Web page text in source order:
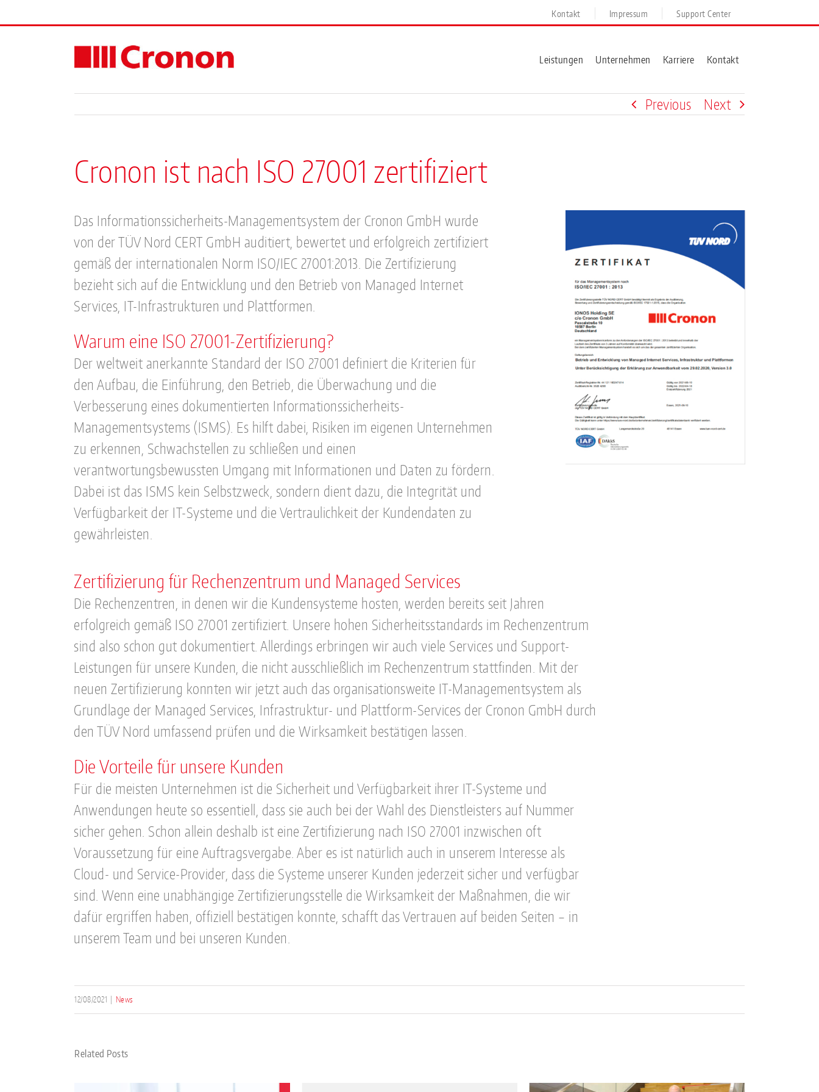
to
Kontakt Impressum Support Center
Leistungen Unternehmen Karriere Kontakt
Previous Next
Cronon ist nach ISO 27001 zertifiziert
Das Informationssicherheits-Managementsystem der Cronon GmbH wurde
von der TÜV Nord CERT GmbH auditiert, bewertet und erfolgreich zertifiziert
gemäß der internationalen Norm ISO/IEC 27001:2013. Die Zertifizierung
bezieht sich auf die Entwicklung und den Betrieb von Managed Internet
Services, IT-Infrastrukturen und Plattformen.
Warum eine ISO 27001-Zertifizierung?
Der weltweit anerkannte Standard der ISO 27001 definiert die Kriterien für
den Aufbau, die Einführung, den Betrieb, die Überwachung und die
Verbesserung eines dokumentierten Informationssicherheits-
Managementsystems (ISMS). Es hilft dabei, Risiken im eigenen Unternehmen
zu erkennen, Schwachstellen zu schließen und einen
verantwortungsbewussten Umgang mit Informationen und Daten zu fördern.
Dabei ist das ISMS kein Selbstzweck, sondern dient dazu, die Integrität und
Verfügbarkeit der IT-Systeme und die Vertraulichkeit der Kundendaten zu
gewährleisten.
Zertifizierung für Rechenzentrum und Managed Services
Die Rechenzentren, in denen wir die Kundensysteme hosten, werden bereits seit Jahren
erfolgreich gemäß ISO 27001 zertifiziert. Unsere hohen Sicherheitsstandards im Rechenzentrum
sind also schon gut dokumentiert. Allerdings erbringen wir auch viele Services und Support-
Leistungen für unsere Kunden, die nicht ausschließlich im Rechenzentrum stattfinden. Mit der
neuen Zertifizierung konnten wir jetzt auch das organisationsweite IT-Managementsystem als
Grundlage der Managed Services, Infrastruktur- und Plattform-Services der Cronon GmbH durch
den TÜV Nord umfassend prüfen und die Wirksamkeit bestätigen lassen.
Die Vorteile für unsere Kunden
Für die meisten Unternehmen ist die Sicherheit und Verfügbarkeit ihrer IT-Systeme und
Anwendungen heute so essentiell, dass sie auch bei der Wahl des Dienstleisters auf Nummer
sicher gehen. Schon allein deshalb ist eine Zertifizierung nach ISO 27001 inzwischen oft
Voraussetzung für eine Auftragsvergabe. Aber es ist natürlich auch in unserem Interesse als
Cloud- und Service-Provider, dass die Systeme unserer Kunden jederzeit sicher und verfügbar
sind. Wenn eine unabhängige Zertifizierungsstelle die Wirksamkeit der Maßnahmen, die wir
dafür ergriffen haben, offiziell bestätigen konnte, schafft das Vertrauen auf beiden Seiten – in
unserem Team und bei unseren Kunden.
12/08/2021 News
Related Posts